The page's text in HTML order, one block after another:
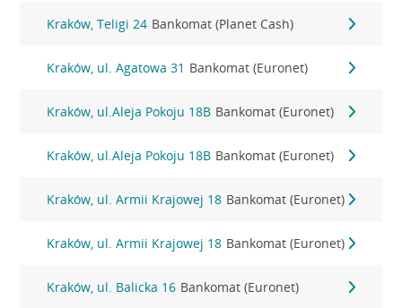
Kraków, Teligi 24 Bankomat (Planet Cash)
Kraków, ul. Agatowa 31 Bankomat (Euronet)
Kraków, ul.Aleja Pokoju 18B Bankomat (Euronet)
Kraków, ul.Aleja Pokoju 18B Bankomat (Euronet)
Kraków, ul. Armii Krajowej 18 Bankomat (Euronet)
Kraków, ul. Armii Krajowej 18 Bankomat (Euronet)
Kraków, ul. Balicka 16 Bankomat (Euronet)